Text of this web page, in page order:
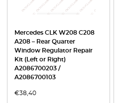
Mercedes CLK W208 C208
A208 – Rear Quarter
Window Regulator Repair
Kit (Left or Right)
A2086700203 /
A2086700103
€38,40